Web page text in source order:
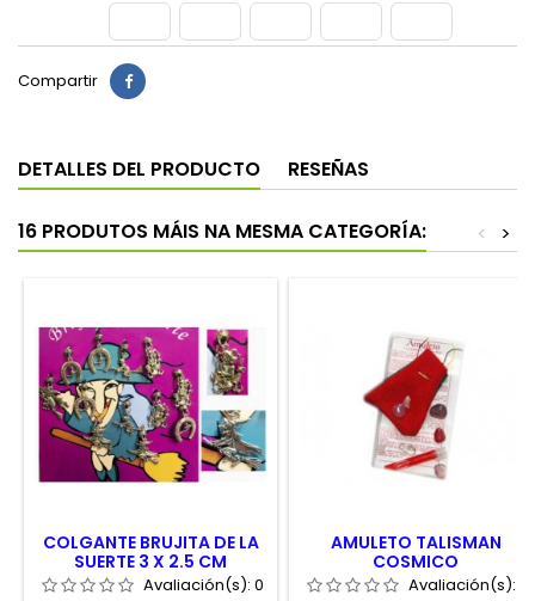
Compartir
DETALLES DEL PRODUCTO RESEÑAS
16 PRODUTOS MÁIS NA MESMA CATEGORÍA: >
<
COLGANTE BRUJITA DE LA
SUERTE 3 X 2.5 CM
Avaliación(s): 0
AMULETO TALISMAN
COSMICO
Avaliación(s):